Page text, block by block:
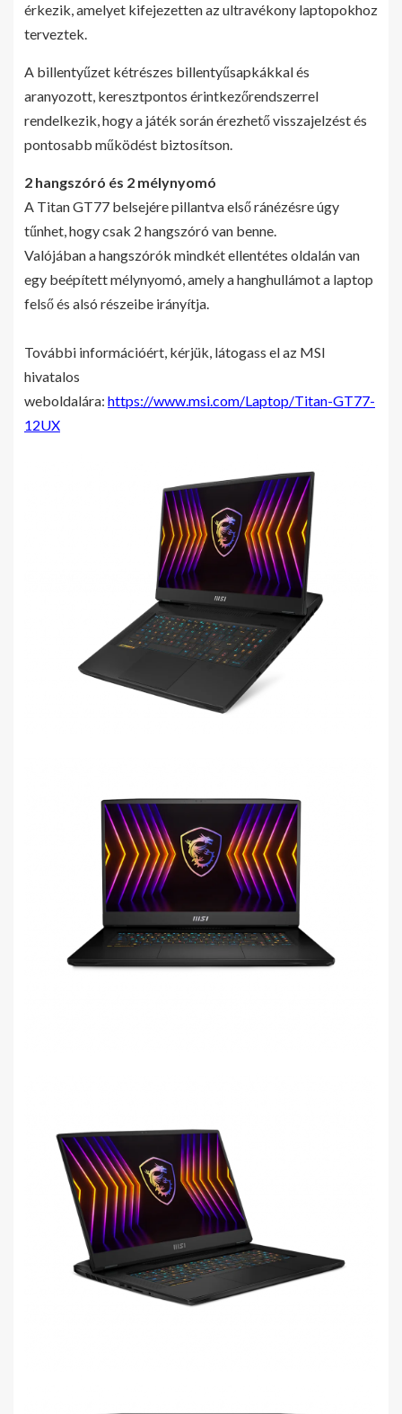
érkezik, amelyet kifejezetten az ultravékony laptopokhoz
terveztek.
A billentyűzet kétrészes billentyűsapkákkal és
aranyozott, keresztpontos érintkezőrendszerrel
rendelkezik, hogy a játék során érezhető visszajelzést és
pontosabb működést biztosítson.
2 hangszóró és 2 mélynyomó
A Titan GT77 belsejére pillantva első ránézésre úgy
tűnhet, hogy csak 2 hangszóró van benne.
Valójában a hangszórók mindkét ellentétes oldalán van
egy beépített mélynyomó, amely a hanghullámot a laptop
felső és alsó részeibe irányítja.
További információért, kérjük, látogass el az MSI
hivatalos
weboldalára: https://www.msi.com/Laptop/Titan-GT77-
12UX